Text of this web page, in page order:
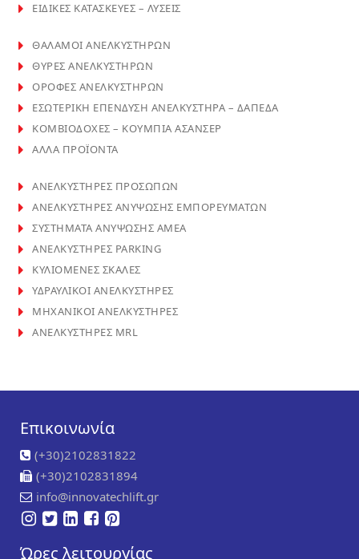
ΕΙΔΙΚΕΣ ΚΑΤΑΣΚΕΥΕΣ – ΛΥΣΕΙΣ
ΘΑΛΑΜΟΙ ΑΝΕΛΚΥΣΤΗΡΩΝ
ΘΥΡΕΣ ΑΝΕΛΚΥΣΤΗΡΩΝ
ΟΡΟΦΕΣ ΑΝΕΛΚΥΣΤΗΡΩΝ
ΕΣΩΤΕΡΙΚΗ ΕΠΕΝΔΥΣΗ ΑΝΕΛΚΥΣΤΗΡΑ – ΔΑΠΕΔΑ
ΚΟΜΒΙΟΔΟΧΕΣ – ΚΟΥΜΠΙΑ ΑΣΑΝΣΕΡ
ΑΛΛΑ ΠΡΟΪΟΝΤΑ
ΑΝΕΛΚΥΣΤΗΡΕΣ ΠΡΟΣΩΠΩΝ
ΑΝΕΛΚΥΣΤΗΡΕΣ ΑΝΥΨΩΣΗΣ ΕΜΠΟΡΕΥΜΑΤΩΝ
ΣΥΣΤΗΜΑΤΑ ΑΝΥΨΩΣΗΣ ΑΜΕΑ
ΑΝΕΛΚΥΣΤΗΡΕΣ PARKING
ΚΥΛΙΟΜΕΝΕΣ ΣΚΑΛΕΣ
ΥΔΡΑΥΛΙΚΟΙ ΑΝΕΛΚΥΣΤΗΡΕΣ
ΜΗΧΑΝΙΚΟΙ ΑΝΕΛΚΥΣΤΗΡΕΣ
ΑΝΕΛΚΥΣΤΗΡΕΣ MRL
Επικοινωνία
(+30)2102831822
(+30)2102831894
info@innovatechlift.gr
Ώρες λειτουργίας